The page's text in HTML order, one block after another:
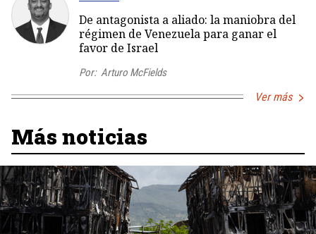
De antagonista a aliado: la maniobra del
régimen de Venezuela para ganar el
favor de Israel
Por: Arturo McFields
Ver más
Más noticias